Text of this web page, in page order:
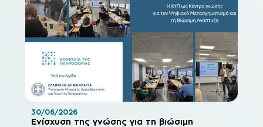
Ενίσχυση της γνώσης για τη βιώσιμη
30/06/2026